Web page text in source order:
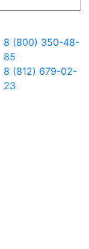
8 (800) 350-48-
85
8 (812) 679-02-
23